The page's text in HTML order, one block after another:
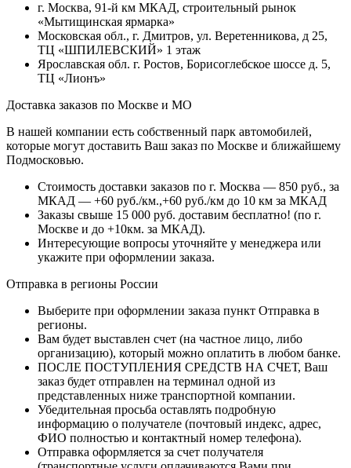
г. Москва, 91-й км МКАД, строительный рынок
«Мытищинская ярмарка»
Московская обл., г. Дмитров, ул. Веретенникова, д 25,
ТЦ «ШПИЛЕВСКИЙ» 1 этаж
Ярославская обл. г. Ростов, Борисоглебское шоссе д. 5,
ТЦ «Лионъ»
Доставка заказов по Москве и МО
В нашей компании есть собственный парк автомобилей,
которые могут доставить Ваш заказ по Москве и ближайшему
Подмосковью.
Стоимость доставки заказов по г. Москва — 850 руб., за
МКАД — +60 руб./км.,+60 руб./км до 10 км за МКАД
Заказы свыше 15 000 руб. доставим бесплатно! (по г.
Москве и до +10км. за МКАД).
Интересующие вопросы уточняйте у менеджера или
укажите при оформлении заказа.
Отправка в регионы России
Выберите при оформлении заказа пункт Отправка в
регионы.
Вам будет выставлен счет (на частное лицо, либо
организацию), который можно оплатить в любом банке.
ПОСЛЕ ПОСТУПЛЕНИЯ СРЕДСТВ НА СЧЕТ, Ваш
заказ будет отправлен на терминал одной из
представленных ниже транспортной компании.
Убедительная просьба оставлять подробную
информацию о получателе (почтовый индекс, адрес,
ФИО полностью и контактный номер телефона).
Отправка оформляется за счет получателя